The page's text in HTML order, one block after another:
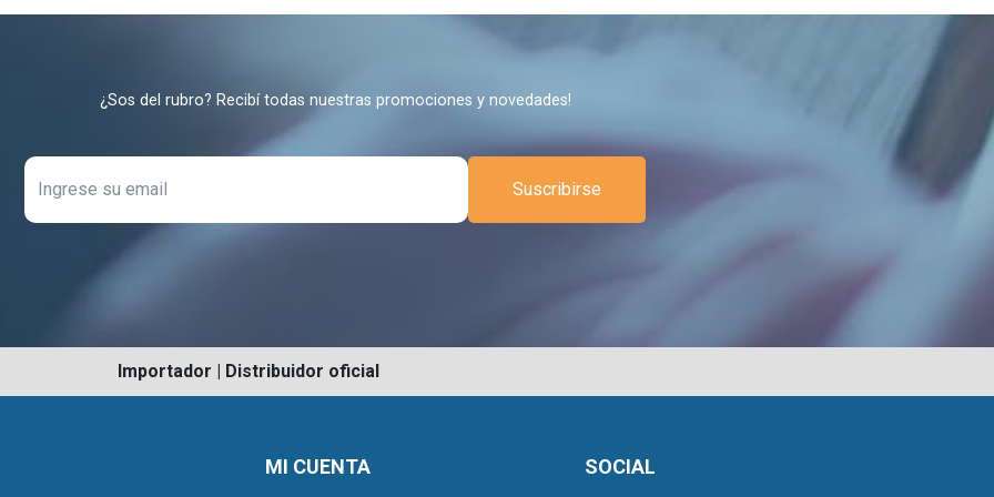
¿Sos del rubro? Recibí todas nuestras promociones y novedades!
Suscribirse
Importador | Distribuidor oficial
MI CUENTA SOCIAL